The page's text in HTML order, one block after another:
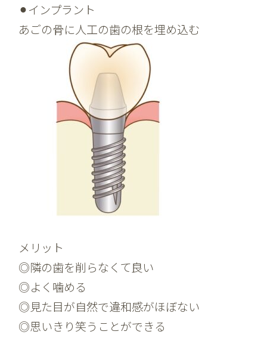
⚫︎インプラント
あごの骨に人工の歯の根を埋め込む
メリット
◎隣の歯を削らなくて良い
◎よく噛める
◎見た目が自然で違和感がほぼない
◎思いきり笑うことができる